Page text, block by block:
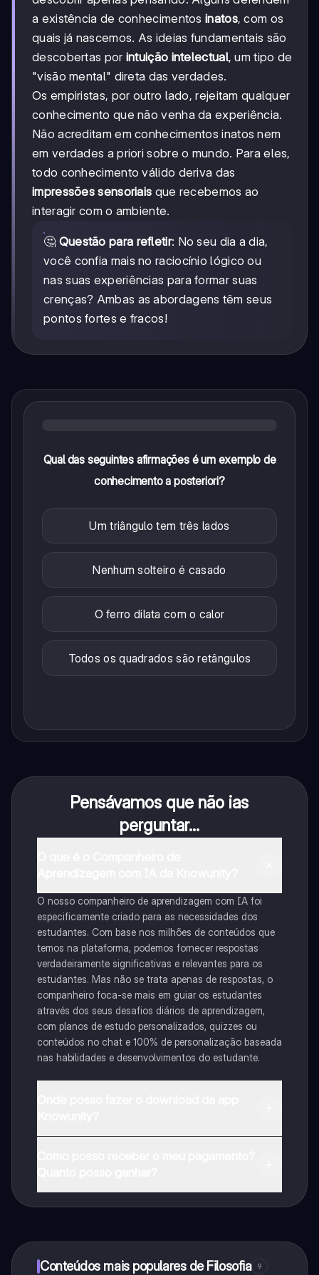
a existência de conhecimentosinatos, com os
quais já nascemos. As ideias fundamentais são
descobertas por intuição intelectual, um tipo de
"visão mental" direta das verdades.
Os empiristas, por outro lado, rejeitam qualquer
conhecimento que não venha da experiência.
Não acreditam em conhecimentos inatos nem
em verdades a priori sobre o mundo. Para eles,
todo conhecimento válido deriva das
impressões sensoriais que recebemos ao
interagir com o ambiente.
🤔 Questão para refletir: No seu dia a dia,
você confia mais no raciocínio lógico ou
nas suas experiências para formar suas
crenças? Ambas as abordagens têm seus
pontos fortes e fracos!
Qual das seguintes afirmações é um exemplo de
conhecimento a posteriori?
Um triângulo tem três lados
Nenhum solteiro é casado
O ferro dilata com o calor
Todos os quadrados são retângulos
Pensávamos que não ias
perguntar...
O nosso companheiro de aprendizagem com IA foi
especificamente criado para as necessidades dos
estudantes. Com base nos milhões de conteúdos que
temos na plataforma, podemos fornecer respostas
verdadeiramente significativas e relevantes para os
estudantes. Mas não se trata apenas de respostas, o
companheiro foca-se mais em guiar os estudantes
através dos seus desafios diários de aprendizagem,
com planos de estudo personalizados, quizzes ou
conteúdos no chat e 100% de personalização baseada
nas habilidades e desenvolvimentos do estudante.
Conteúdos mais populares de Filosofia 9